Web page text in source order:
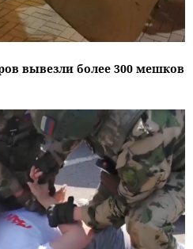
вывезли более 300 мешков